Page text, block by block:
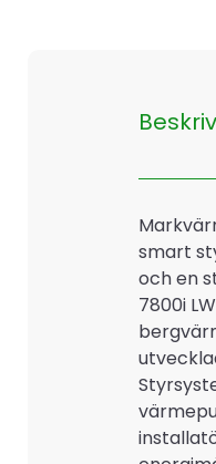
smart
och en
7800i